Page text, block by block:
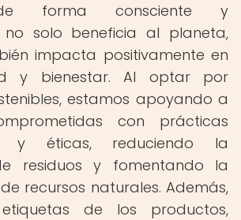
forma consciente y
no solo beneficia al planeta,
impacta positivamente en
y bienestar. Al optar por
estamos apoyando a
con prácticas
y éticas, reduciendo la
residuos y fomentando la
recursos naturales. Además,
de los productos,